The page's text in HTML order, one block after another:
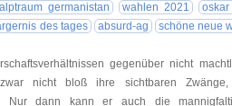
alptraum germanistan wahlen 2021
des tages absurd-ag
schöne neue
gegenüber nicht
nicht bloß ihre sichtbaren
Nur dann kann er auch die